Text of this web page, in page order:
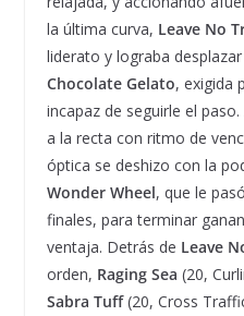
la última curva, Leave No
liderato y lograba
Chocolate Gelato, exigida
incapaz de seguirle el paso.
a la recta con ritmo de
óptica se deshizo con la
Wonder Wheel, que le
finales, para terminar
ventaja. Detrás de Leave
orden, Raging Sea (20,
Sabra Tuff(20, Cross